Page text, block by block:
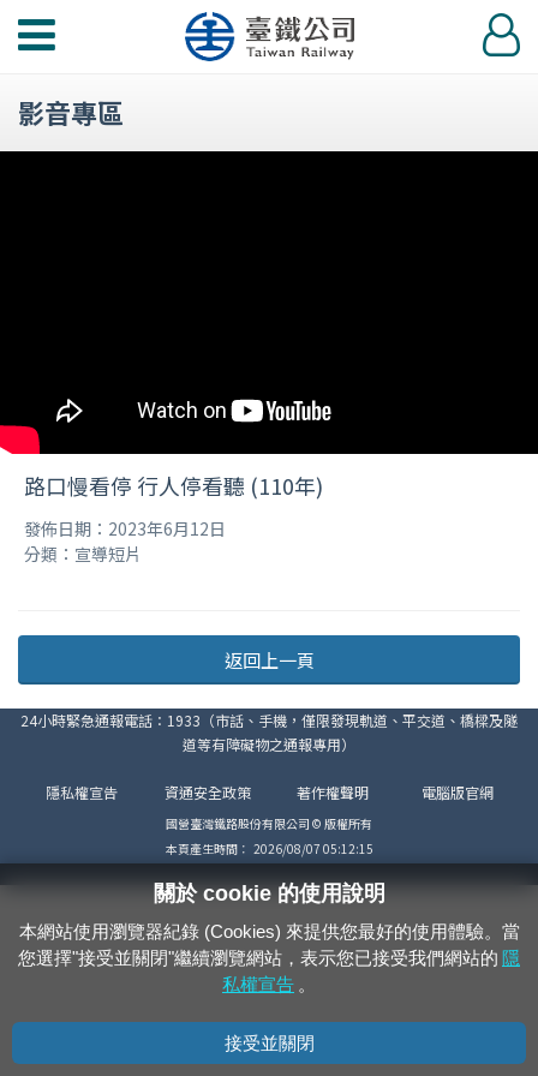
功
選
登
入
影音專區
路口慢看停 行人停看聽 (110年)
發佈日期：2023年6月12日
分類：宣導短片
返回上一頁
24小時緊急通報電話：1933（市話、手機，僅限發現軌道、平交道、橋樑及隧
道等有障礙物之通報專用）
隱私權宣告 資通安全政策 著作權聲明 電腦版官網
國營臺灣鐵路股份有限公司 © 版權所有
本頁產生時間： 2026/08/07 05:12:15
關於 cookie 的使用說明
本網站使用瀏覽器紀錄 (Cookies) 來提供您最好的使用體驗。當
您選擇"接受並關閉"繼續瀏覽網站，表示您已接受我們網站的 隱
私權宣告 。
接受並關閉